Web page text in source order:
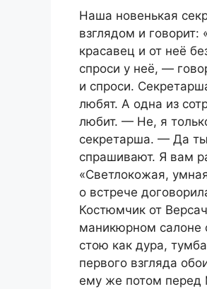
Наша новенькая
взглядом и говорит:
красавец и от неё
спроси у неё, —
и спроси.
любят. А одна из
любит. — Не, я
секретарша. — Да ты
спрашивают. Я вам
«Светлокожая,
о встрече
Костюмчик от
маникюрном салоне
стою как дура,
первого взгляда
ему же потом перед